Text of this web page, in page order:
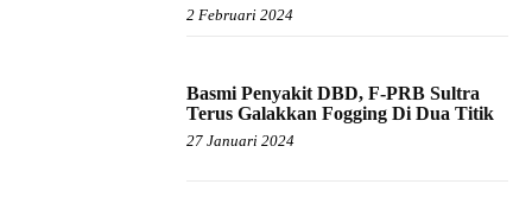
2 Februari 2024
Basmi Penyakit DBD, F-PRB Sultra
Terus Galakkan Fogging Di Dua Titik
27 Januari 2024